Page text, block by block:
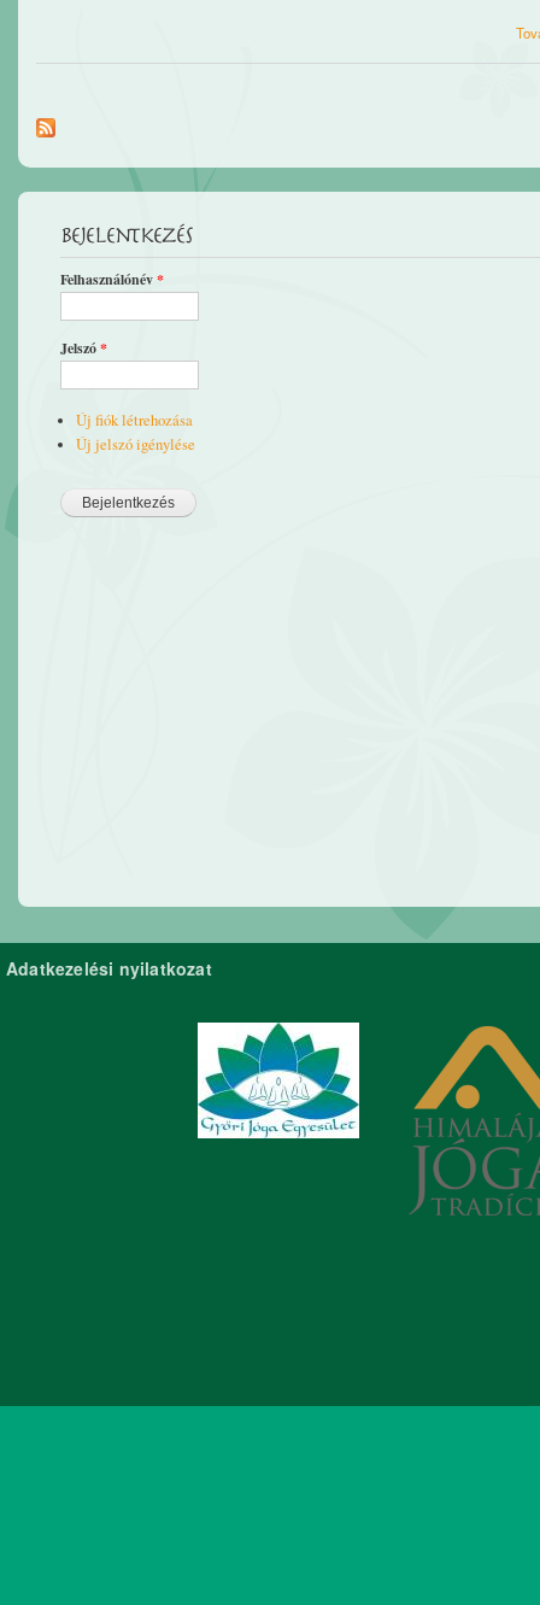
Bejelentkezés
Felhasználónév*
Jelszó*
Új fiók létrehozása
Új jelszó igénylése
Adatkezelési nyilatkozat